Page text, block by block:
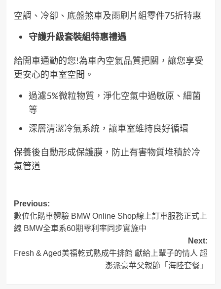
空調、冷卻、底盤煞車及雨刷片組零件75折特惠
守護升級套裝組特惠禮遇
給開車通勤的您!為車內空氣品質把關，讓您享受
更安心的車室空間。
過濾5%微粒物質，淨化空氣中過敏原、細菌
等
深層清潔冷氣系統，讓車室維持良好循環
保養後自動形成保護膜，防止有害物質堆積於冷
氣管道
Post
navigation
Previous:
數位化購車體驗 BMW Online Shop線上訂車服務正式上
線 BMW全車系60期零利率同步實施中
Next:
Fresh & Aged美福乾式熟成牛排館 獻給上輩子的情人 超
澎派豪華父親節「海陸套餐」